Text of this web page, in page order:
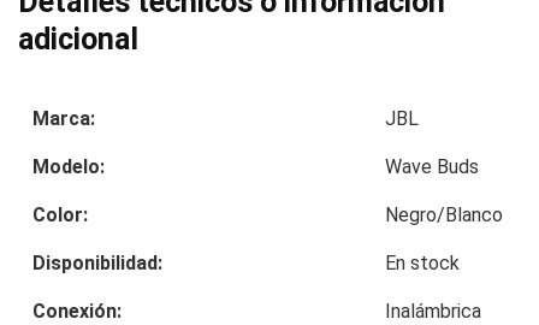
adicional
Marca: JBL
Modelo: Wave Buds
Color: Negro/Blanco
Disponibilidad: En stock
Conexión:
Inalámbrica